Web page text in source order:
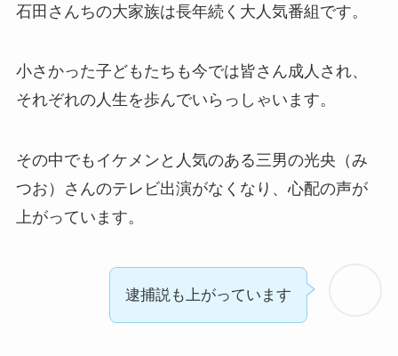
石田さんちの大家族は長年続く大人気番組です。
小さかった子どもたちも今では皆さん成人され、
それぞれの人生を歩んでいらっしゃいます。
その中でもイケメンと人気のある三男の光央（み
つお）さんのテレビ出演がなくなり、心配の声が
上がっています。
逮捕説も上がっています